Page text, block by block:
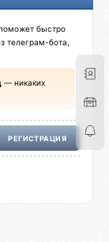
быстро
телеграм-бота,
— никаких
РЕГИСТРАЦИЯ